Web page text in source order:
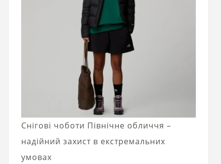
Снігові чоботи Північне обличчя –
надійний захист в екстремальних
умовах